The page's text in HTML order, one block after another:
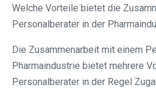
Welche Vorteile bietet die
Personalberater in der
Die Zusammenarbeit mit einem
Pharmaindustrie bietet mehrere
Personalberater in der Regel